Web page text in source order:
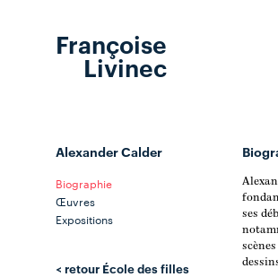
Françoise
Livinec
Alexander Calder
Biographie
Œuvres
Expositions
< retour École des filles
ses